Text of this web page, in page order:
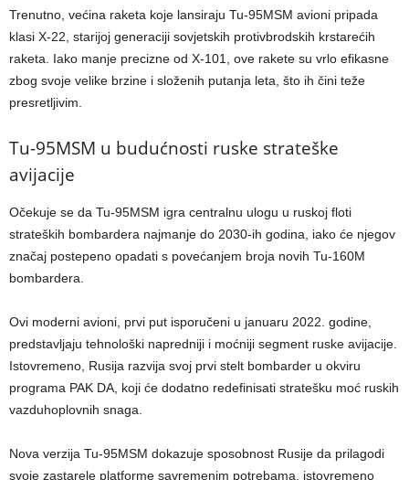
Trenutno, većina raketa koje lansiraju Tu-95MSM avioni pripada
klasi X-22, starijoj generaciji sovjetskih protivbrodskih krstarećih
raketa. Iako manje precizne od X-101, ove rakete su vrlo efikasne
zbog svoje velike brzine i složenih putanja leta, što ih čini teže
presretljivim.
Tu-95MSM u budućnosti ruske strateške
avijacije
Očekuje se da Tu-95MSM igra centralnu ulogu u ruskoj floti
strateških bombardera najmanje do 2030-ih godina, iako će njegov
značaj postepeno opadati s povećanjem broja novih Tu-160M
bombardera.
Ovi moderni avioni, prvi put isporučeni u januaru 2022. godine,
predstavljaju tehnološki napredniji i moćniji segment ruske avijacije.
Istovremeno, Rusija razvija svoj prvi stelt bombarder u okviru
programa PAK DA, koji će dodatno redefinisati stratešku moć ruskih
vazduhoplovnih snaga.
Nova verzija Tu-95MSM dokazuje sposobnost Rusije da prilagodi
svoje zastarele platforme savremenim potrebama, istovremeno